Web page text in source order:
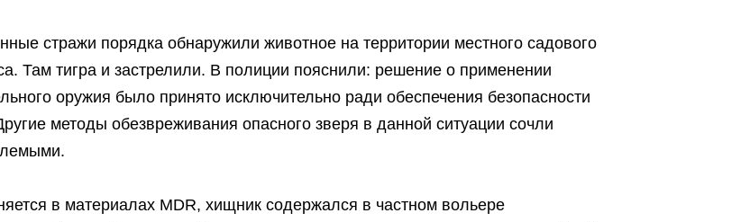
стражи порядка обнаружили животное на территории местного садового
Там тигра и застрелили. В полиции пояснили: решение о применении
оружия было принято исключительно ради обеспечения безопасности
методы обезвреживания опасного зверя в данной ситуации сочли
в материалах MDR, хищник содержался в частном вольере